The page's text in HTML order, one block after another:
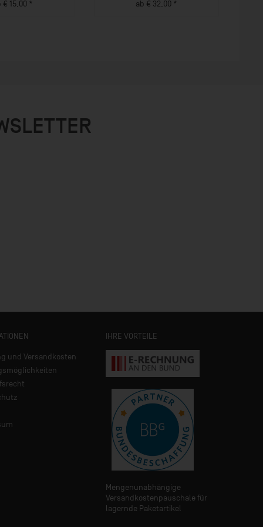
€ 15,00 *
ab € 32,00 *
und Versandkosten
IHRE VORTEILE
Mengenunabhängige
Versandkostenpauschale für
lagernde Paketartikel